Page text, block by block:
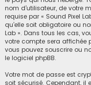
nom d’utilisateur, de votre
requise par « Sound Pixel
qu’elle soit obligatoire ou
Lab ». Dans tous les cas,
votre compte sera affichée
vous pouvez souscrire ou
le logiciel phpBB.
Votre mot de passe est
soit sécurisé. Cependant, il